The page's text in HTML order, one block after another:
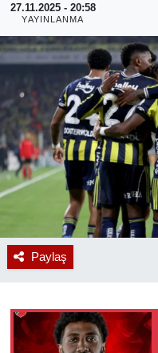
27.11.2025 - 20:58
YAYINLANMA
Paylaş
RESMİ REKLAM